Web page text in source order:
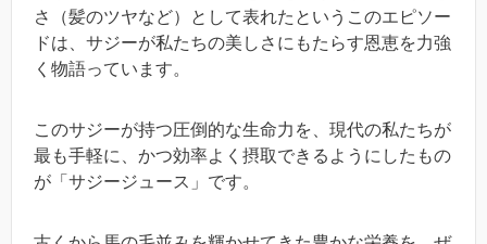
さ（髪のツヤなど）として表れたというこのエピソー
ドは、サジーが私たちの美しさにもたらす恩恵を力強
く物語っています。
このサジーが持つ圧倒的な生命力を、現代の私たちが
最も手軽に、かつ効率よく摂取できるようにしたもの
が「サジージュース」です。